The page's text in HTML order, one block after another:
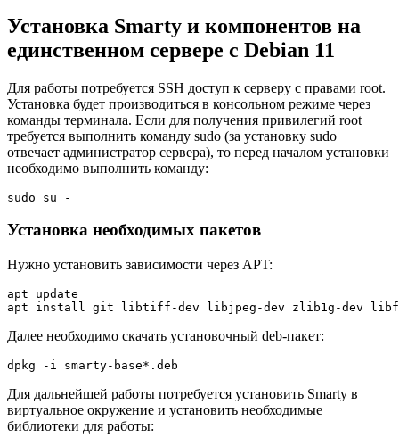
Установка Smarty и компонентов на
единственном сервере c Debian 11
Для работы потребуется SSH доступ к серверу с правами root.
Установка будет производиться в консольном режиме через
команды терминала. Если для получения привилегий root
требуется выполнить команду sudo (за установку sudo
отвечает администратор сервера), то перед началом установки
необходимо выполнить команду:
sudo su -
Установка необходимых пакетов
Нужно установить зависимости через APT:
apt update
apt install git libtiff-dev libjpeg-dev zlib1g-dev
Далее необходимо скачать установочный deb-пакет:
dpkg -i smarty-base*.deb
Для дальнейшей работы потребуется установить Smarty в
виртуальное окружение и установить необходимые
библиотеки для работы: